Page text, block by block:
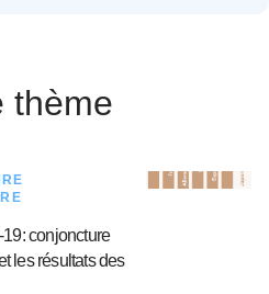
thème
conjoncture
les résultats des